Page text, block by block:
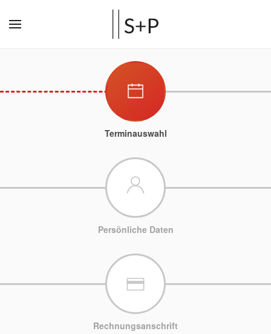
Terminauswahl
Persönliche Daten
Rechnungsanschrift